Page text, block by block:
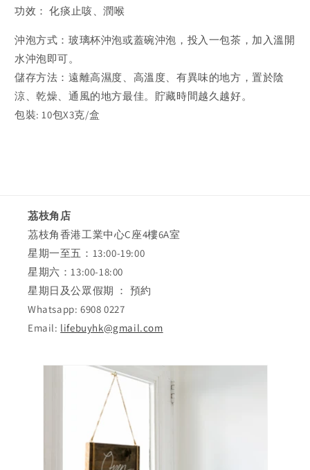
功效： 化痰止咳、潤喉
沖泡方式：玻璃杯沖泡或蓋碗沖泡，投入一包茶，加入溫開
水沖泡即可。
儲存方法：遠離高濕度、高溫度、有異味的地方，置於陰
涼、乾燥、通風的地方最佳。貯藏時間越久越好。
包裝: 10包X3克/盒
茘枝角店
茘枝角香港工業中心C座4樓6A室
星期一至五：13:00-19:00
星期六：13:00-18:00
星期日及公眾假期 ： 預約
Whatsapp: 6908 0227
Email: lifebuyhk@gmail.com